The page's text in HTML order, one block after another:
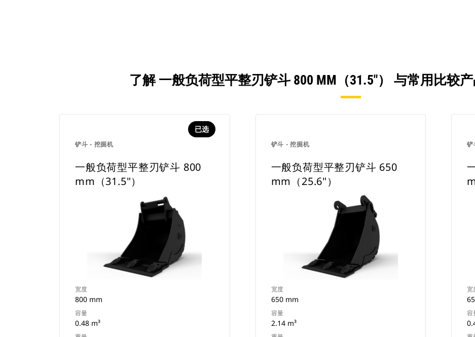
了解 一般负荷型平整刃铲斗 800 MM（31.5"） 与常用比较产
铲斗 - 挖掘机
已选
一般负荷型平整刃铲斗 800
mm（31.5"）
宽度
800 mm
容量
0.48 m³
铲斗 - 挖掘机
一般负荷型平整刃铲斗 650
mm（25.6"）
宽度
650 mm
容量
2.14 m³
铲
宽
容